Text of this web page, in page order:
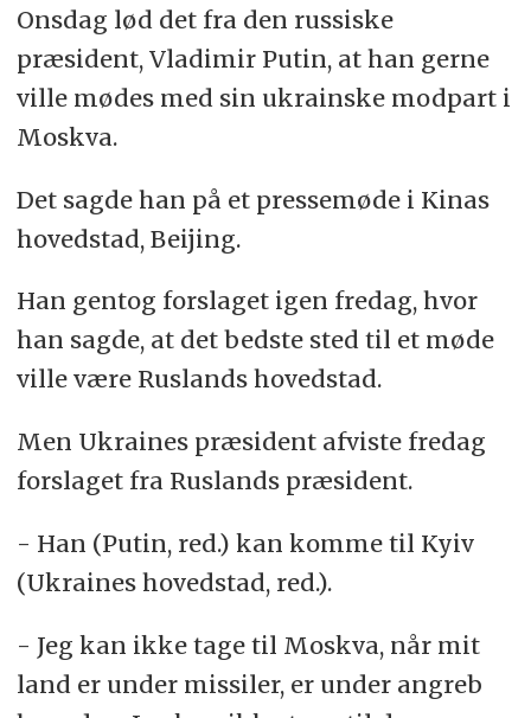
Onsdag lød det fra den russiske
præsident, Vladimir Putin, at han gerne
ville mødes med sin ukrainske modpart i
Moskva.
Det sagde han på et pressemøde i Kinas
hovedstad, Beijing.
Han gentog forslaget igen fredag, hvor
han sagde, at det bedste sted til et møde
ville være Ruslands hovedstad.
Men Ukraines præsident afviste fredag
forslaget fra Ruslands præsident.
- Han (Putin, red.) kan komme til Kyiv
(Ukraines hovedstad, red.).
- Jeg kan ikke tage til Moskva, når mit
land er under missiler, er under angreb